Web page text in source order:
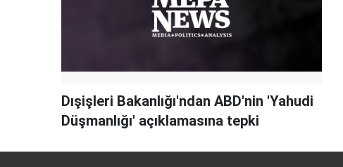
Dışişleri Bakanlığı'ndan ABD'nin 'Yahudi
Düşmanlığı' açıklamasına tepki